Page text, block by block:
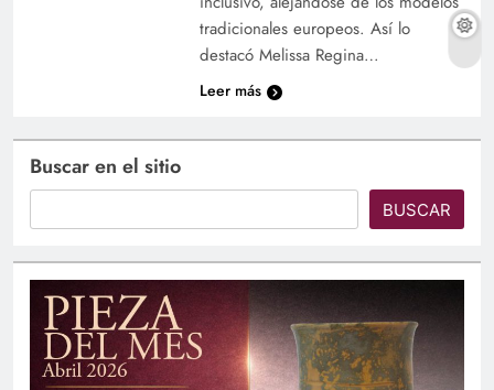
tradicionales europeos. Así lo
destacó Melissa Regina…
Leer más
Buscar en el sitio
BUSCAR